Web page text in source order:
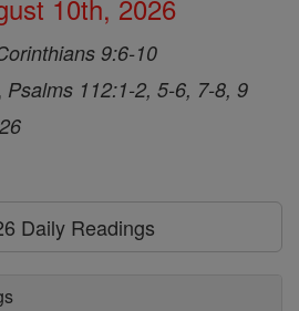
10th, 2026
9:6-10
Psalms 112:1-2, 5-6, 7-8, 9
Daily Readings